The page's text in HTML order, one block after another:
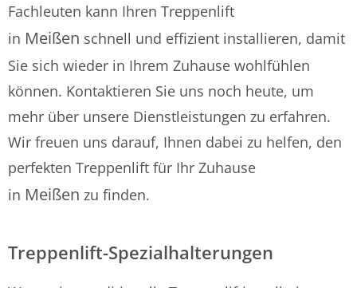
Fachleuten kann Ihren Treppenlift
in Meißen schnell und effizient installieren, damit
Sie sich wieder in Ihrem Zuhause wohlfühlen
können. Kontaktieren Sie uns noch heute, um
mehr über unsere Dienstleistungen zu erfahren.
Wir freuen uns darauf, Ihnen dabei zu helfen, den
perfekten Treppenlift für Ihr Zuhause
in Meißen zu finden.
Treppenlift-Spezialhalterungen